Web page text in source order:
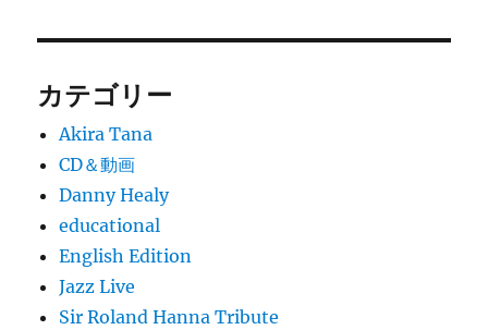
カテゴリー
Akira Tana
CD＆動画
Danny Healy
educational
English Edition
Jazz Live
Sir Roland Hanna Tribute